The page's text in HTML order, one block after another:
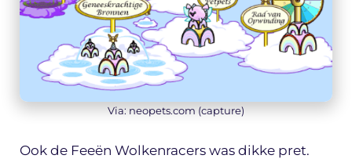
Via: neopets.com (capture)
Ook de Feeën Wolkenracers was dikke pret.